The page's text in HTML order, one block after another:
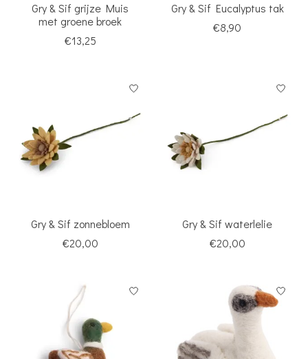
Gry & Sif grijze Muis
met groene broek
€13,25
Gry & Sif Eucalyptus tak
€8,90
Gry & Sif zonnebloem
€20,00
Gry & Sif waterlelie
€20,00